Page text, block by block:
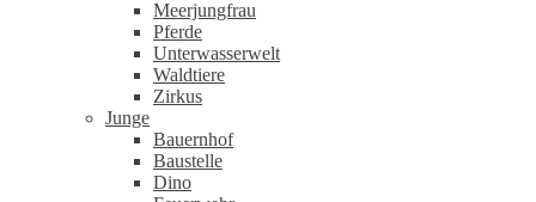
Meerjungfrau
Pferde
Unterwasserwelt
Waldtiere
Zirkus
Junge
Bauernhof
Baustelle
Dino